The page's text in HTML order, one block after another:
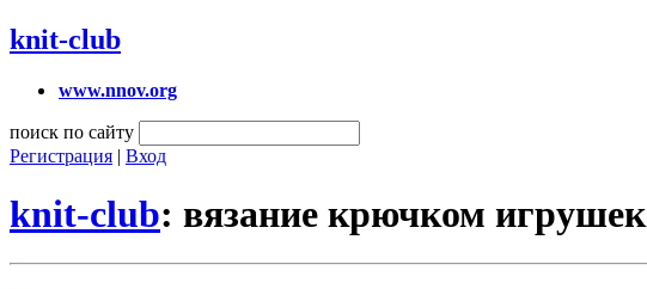
knit-club
www.nnov.org
поиск по сайту
Регистрация | Вход
knit-club: вязание крючком игрушек